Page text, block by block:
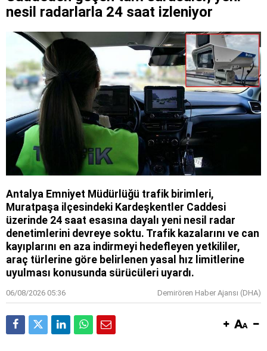
nesil radarlarla 24 saat izleniyor
Antalya Emniyet Müdürlüğü trafik birimleri,
Muratpaşa ilçesindeki Kardeşkentler Caddesi
üzerinde 24 saat esasına dayalı yeni nesil radar
denetimlerini devreye soktu. Trafik kazalarını ve can
kayıplarını en aza indirmeyi hedefleyen yetkililer,
araç türlerine göre belirlenen yasal hız limitlerine
uyulması konusunda sürücüleri uyardı.
06/08/2026 05:36 Demirören Haber Ajansı (DHA)